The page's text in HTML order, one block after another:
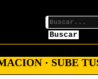
Buscar
· SUBE